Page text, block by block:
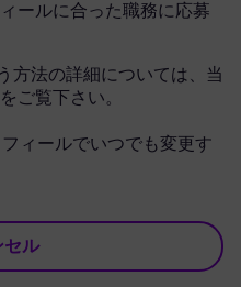
ールに合った職務に応募
方法の詳細については、当
をご覧下さい。
ィールでいつでも変更す
セル